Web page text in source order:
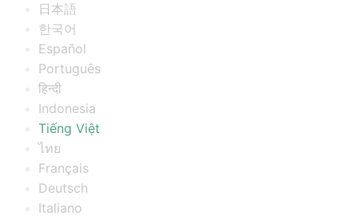
日本語
한국어
Español
Português
हिन्दी
Indonesia
Tiếng Việt
ไทย
Français
Deutsch
Italiano